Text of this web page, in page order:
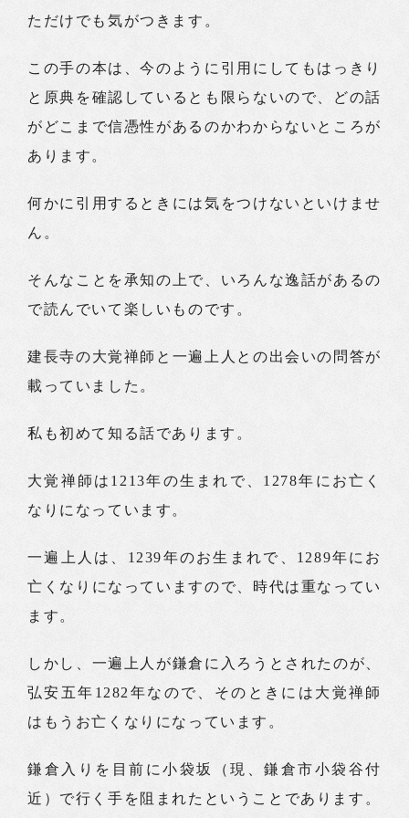
ただけでも気がつきます。
この手の本は、今のように引用にしてもはっきり
と原典を確認しているとも限らないので、どの話
がどこまで信憑性があるのかわからないところが
あります。
何かに引用するときには気をつけないといけませ
ん。
そんなことを承知の上で、いろんな逸話があるの
で読んでいて楽しいものです。
建長寺の大覚禅師と一遍上人との出会いの問答が
載っていました。
私も初めて知る話であります。
大覚禅師は1213年の生まれで、1278年にお亡く
なりになっています。
一遍上人は、1239年のお生まれで、1289年にお
亡くなりになっていますので、時代は重なってい
ます。
しかし、一遍上人が鎌倉に入ろうとされたのが、
弘安五年1282年なので、そのときには大覚禅師
はもうお亡くなりになっています。
鎌倉入りを目前に小袋坂（現、鎌倉市小袋谷付
近）で行く手を阻まれたということであります。